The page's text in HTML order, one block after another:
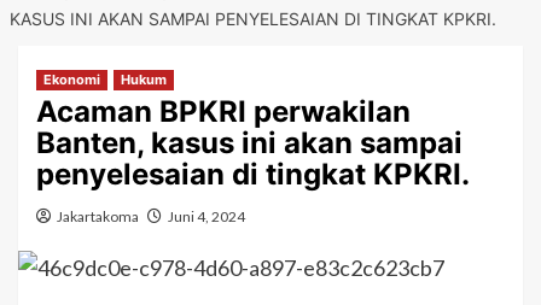
KASUS INI AKAN SAMPAI PENYELESAIAN DI TINGKAT KPKRI.
Ekonomi Hukum
Acaman BPKRI perwakilan
Banten, kasus ini akan sampai
penyelesaian di tingkat KPKRI.
Jakartakoma Juni 4, 2024